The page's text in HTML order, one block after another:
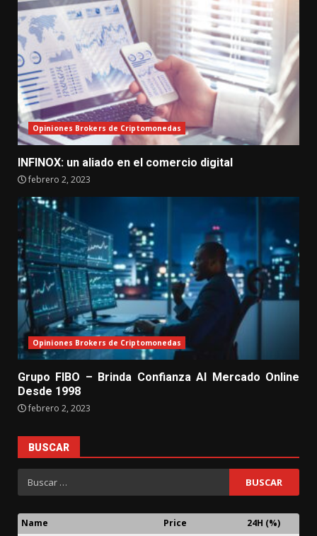
Opiniones Brokers de Criptomonedas
INFINOX: un aliado en el comercio digital
febrero 2, 2023
Opiniones Brokers de Criptomonedas
Grupo FIBO – Brinda Confianza Al Mercado Online
Desde 1998
febrero 2, 2023
BUSCAR
Name Price 24H (%)